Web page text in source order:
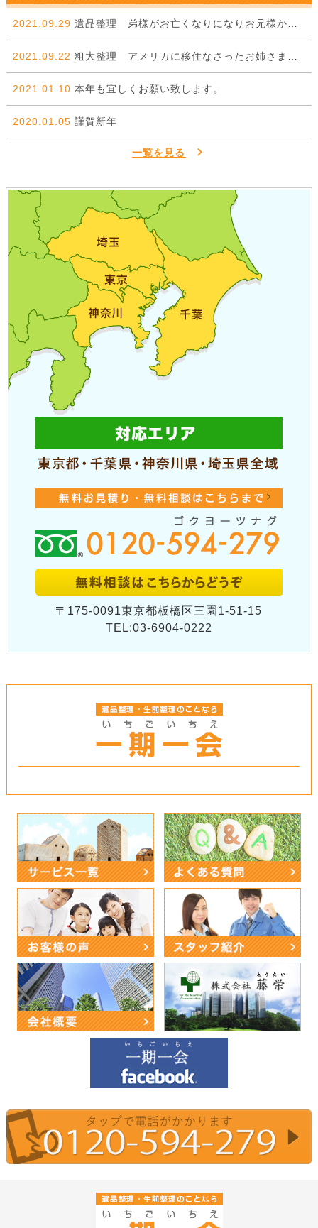
2021.09.29 遺品整理 弟様がお亡くなりになりお兄様からのご依頼。
2021.09.22 粗大整理 アメリカに移住なさったお姉さまから弟様に委ねた一件。
2021.01.10 本年も宜しくお願い致します。
2020.01.05 謹賀新年
一覧を見る
〒175-0091東京都板橋区三園1-51-15
TEL:03-6904-0222